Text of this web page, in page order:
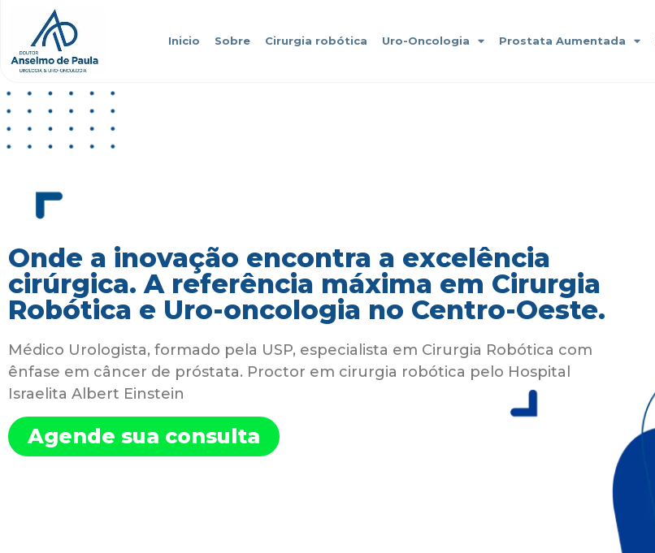
Inicio Sobre Cirurgia robótica Uro-Oncologia Prostata Aumentada
Onde a inovação encontra a excelência
cirúrgica. A referência máxima em Cirurgia
Robótica e Uro-oncologia no Centro-Oeste.
Médico Urologista, formado pela USP, especialista em Cirurgia Robótica com
ênfase em câncer de próstata. Proctor em cirurgia robótica pelo Hospital
Israelita Albert Einstein
Agende sua consulta